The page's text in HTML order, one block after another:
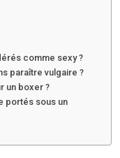
comme sexy ?
paraître vulgaire ?
un boxer ?
portés sous un